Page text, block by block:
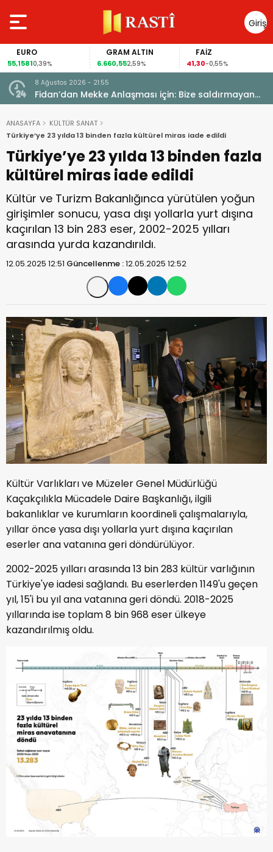
Giriş
Yap
EURO
0,39%
GRAM ALTIN
6.660,552,59%
FAİZ
41,30-0,55%
8 Ağustos 2026 - 21:55
Fidan’dan Mekke Anlaşması için: Bize saldırmayan
hiçbir ülke hedefimizde değil
ANASAYFA
KÜLTÜR SANAT
Türkiye’ye 23 yılda 13 binden fazla kültürel miras iade edildi
Türkiye’ye 23 yılda 13 binden fazla
kültürel miras iade edildi
Kültür ve Turizm Bakanlığınca yürütülen yoğun
girişimler sonucu, yasa dışı yollarla yurt dışına
kaçırılan 13 bin 283 eser, 2002-2025 yılları
arasında yurda kazandırıldı.
12.05.2025 12:51 Güncellenme :12.05.2025 12:52
Kültür Varlıkları ve Müzeler Genel Müdürlüğü
Kaçakçılıkla Mücadele Daire Başkanlığı, ilgili
bakanlıklar ve kurumların koordineli çalışmalarıyla,
yıllar önce yasa dışı yollarla yurt dışına kaçırılan
eserler ana vatanına geri döndürülüyor.
2002-2025 yılları arasında 13 bin 283 kültür varlığının
Türkiye'ye iadesi sağlandı. Bu eserlerden 1149'u geçen
yıl, 15'i bu yıl ana vatanına geri döndü. 2018-2025
yıllarında ise toplam 8 bin 968 eser ülkeye
kazandırılmış oldu.